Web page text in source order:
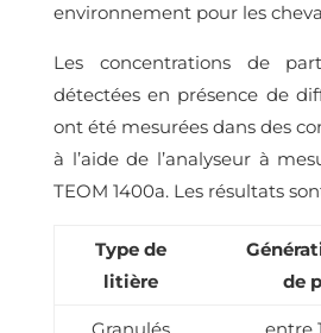
environnement pour les
Les concentrations de
détectées en présence de
ont été mesurées dans des
à l’aide de l’analyseur à
TEOM 1400a. Les résultats
Type de
litière
de